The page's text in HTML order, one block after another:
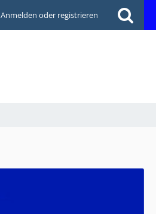
Anmelden oder registrieren